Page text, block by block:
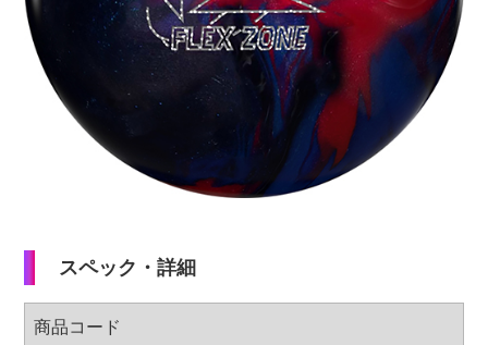
特定商取引法表記
個人情報保護方針
サイトポリシー
スペック・詳細
商品コード